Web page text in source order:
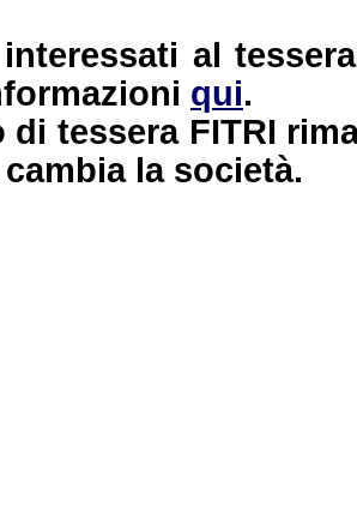
al
qui.
di tessera FITRI
la società.